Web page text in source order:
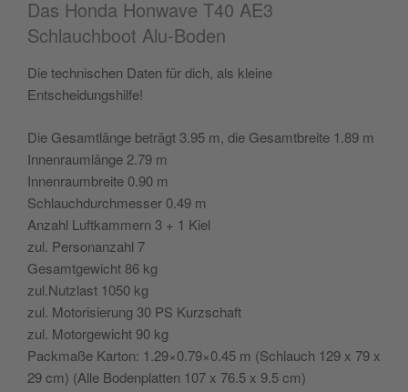
Das Honda Honwave T40 AE3
Schlauchboot Alu-Boden
Die technischen Daten für dich, als kleine
Entscheidungshilfe!
Die Gesamtlänge beträgt 3.95 m, die Gesamtbreite 1.89 m
Innenraumlänge 2.79 m
Innenraumbreite 0.90 m
Schlauchdurchmesser 0.49 m
Anzahl Luftkammern 3 + 1 Kiel
zul. Personanzahl 7
Gesamtgewicht 86 kg
zul.Nutzlast 1050 kg
zul. Motorisierung 30 PS Kurzschaft
zul. Motorgewicht 90 kg
Packmaße Karton: 1.29×0.79×0.45 m (Schlauch 129 x 79 x
29 cm) (Alle Bodenplatten 107 x 76.5 x 9.5 cm)